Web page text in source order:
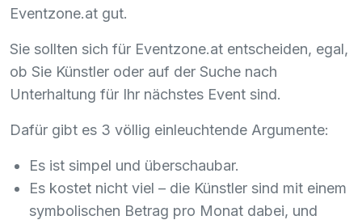
Eventzone.at gut.
Sie sollten sich für Eventzone.at entscheiden, egal,
ob Sie Künstler oder auf der Suche nach
Unterhaltung für Ihr nächstes Event sind.
Dafür gibt es 3 völlig einleuchtende Argumente:
Es ist simpel und überschaubar.
Es kostet nicht viel – die Künstler sind mit einem
symbolischen Betrag pro Monat dabei, und